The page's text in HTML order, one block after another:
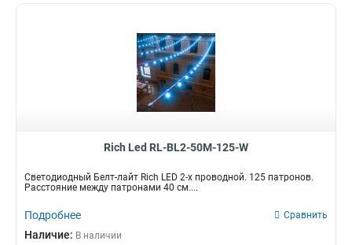
Rich Led RL-BL2-50M-125-W
Светодиодный Белт-лайт Rich LED 2-х проводной. 125 патронов.
Расстояние между патронами 40 см....
Подробнее Сравнить
Наличие: В наличии